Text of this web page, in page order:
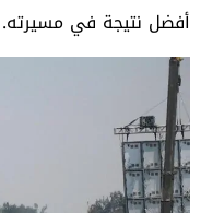
أفضل نتيجة في مسيرته.